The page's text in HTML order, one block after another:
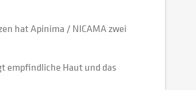
hat Apinima / NICAMA zwei
empfindliche Haut und das